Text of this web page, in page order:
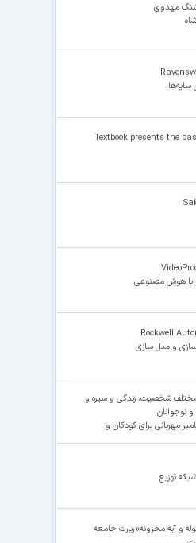
م‍ه‍دوی‌
Textbook presents the
با هوش مصنوعی
Rockwell
سازی و مدل سازی
شخصیت، زندگی و سیره و
نوجوانان
مهربانی برای کودکان و
توزیع
و آیه مخزونه» زیارت جامعه